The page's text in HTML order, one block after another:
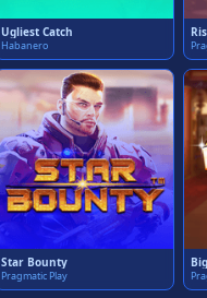
Ugliest Catch
Habanero
Star Bounty
Pragmatic Play